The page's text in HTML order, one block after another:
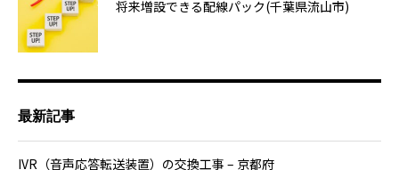
将来増設できる配線パック(千葉県流山市)
最新記事
IVR（音声応答転送装置）の交換工事 – 京都府